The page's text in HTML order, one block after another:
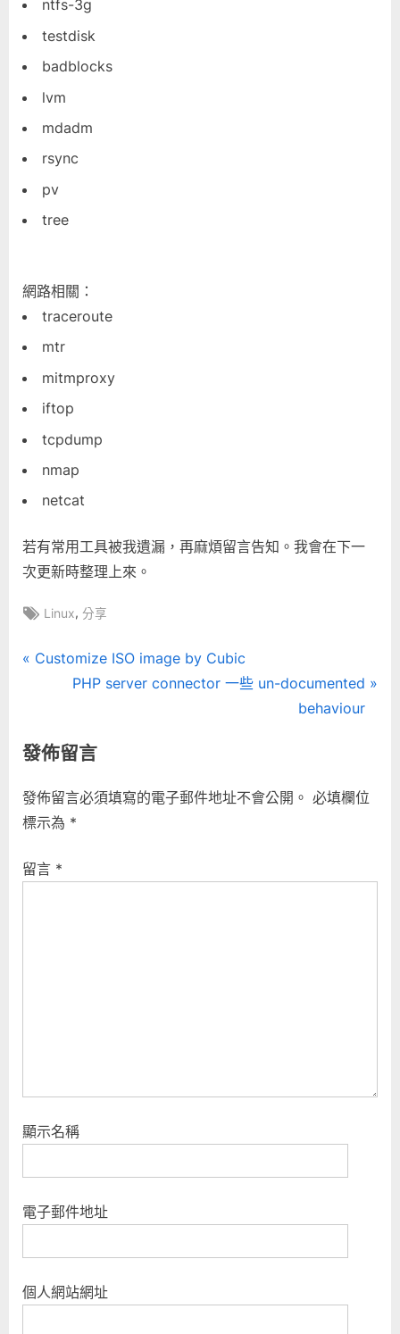
ntfs-3g
testdisk
badblocks
lvm
mdadm
rsync
pv
tree
網路相關：
traceroute
mtr
mitmproxy
iftop
tcpdump
nmap
netcat
若有常用工具被我遺漏，再麻煩留言告知。我會在下一
次更新時整理上來。
Tags:
Linux,分享
文
導
P
i
u
s
o
Customize ISO image by Cubic
N
t
o
:
PHP server connector 一些 un-documented
behaviour
發佈留言
發佈留言必須填寫的電子郵件地址不會公開。 必填欄位
標示為 *
留言 *
顯示名稱
電子郵件地址
個人網站網址